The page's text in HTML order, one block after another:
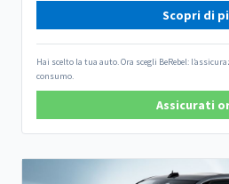
Scopri di
Hai scelto la tua auto. Ora scegli BeRebel:
consumo.
Assicurati